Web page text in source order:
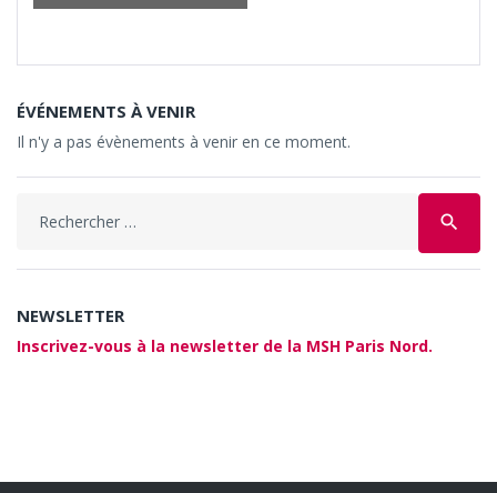
ÉVÉNEMENTS À VENIR
Il n'y a pas évènements à venir en ce moment.
search
NEWSLETTER
Inscrivez-vous à la newsletter de la MSH Paris Nord.